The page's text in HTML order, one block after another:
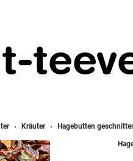
Kräuter Hagebutten